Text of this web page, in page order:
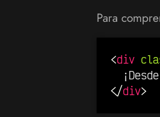
Para
<div
</div>